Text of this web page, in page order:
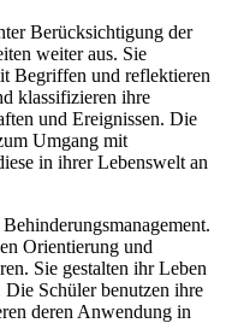
Berücksichtigung der
weiter aus. Sie
Begriffen und reflektieren
klassifizieren ihre
und Ereignissen. Die
Umgang mit
in ihrer Lebenswelt an
Orientierung und
Sie gestalten ihr Leben
Schüler benutzen ihre
deren Anwendung in